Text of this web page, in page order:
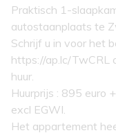
Praktisch 1-
autostaanplaats te
Schrijf u in voor het
https://ap.lc/TwCRL
huur.
Huurprijs : 895 euro
excl EGWI.
Het appartement